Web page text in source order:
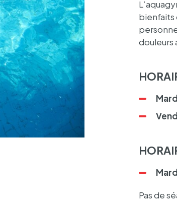
bien­faits
douleurs
Pas de